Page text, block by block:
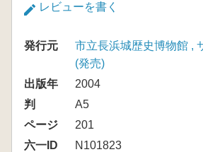
レビューを書く
発行元
市立長浜城歴史博物館 ,
(発売)
出版年
2004
判
A5
ページ
201
六一ID
N101823